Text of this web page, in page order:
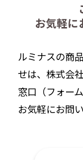
お気軽に
ルミナスの商
せは、株式会
窓口（フォー
お気軽にお問